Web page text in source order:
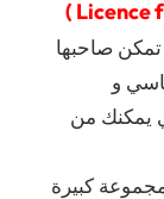
صاحبها
و
يمكنك من
كبيرة